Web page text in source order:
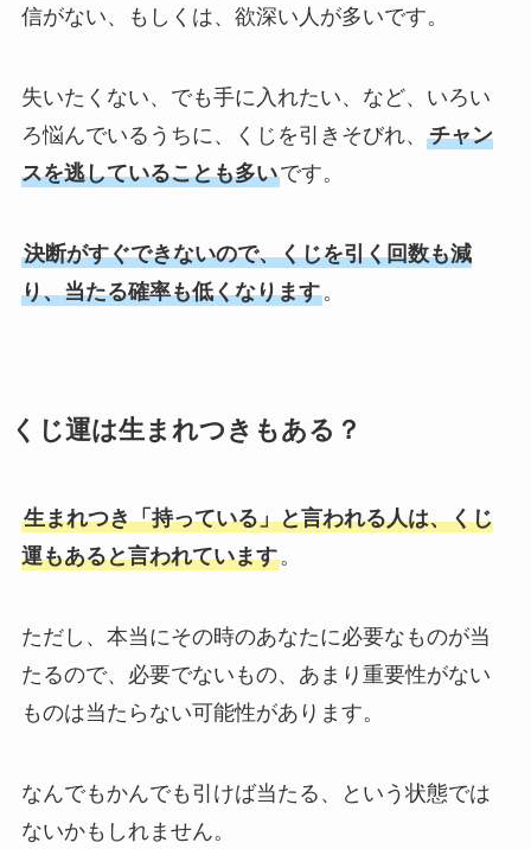
信がない、もしくは、欲深い人が多いです。
失いたくない、でも手に入れたい、など、いろい
ろ悩んでいるうちに、くじを引きそびれ、 チャン
スを逃していることも多いです。
決断がすぐできないので、くじを引く回数も減
り、当たる確率も低くなります。
くじ運は生まれつきもある？
生まれつき「持っている」と言われる人は、くじ
運もあると言われています。
ただし、本当にその時のあなたに必要なものが当
たるので、必要でないもの、あまり重要性がない
ものは当たらない可能性があります。
なんでもかんでも引けば当たる、という状態では
ないかもしれません。